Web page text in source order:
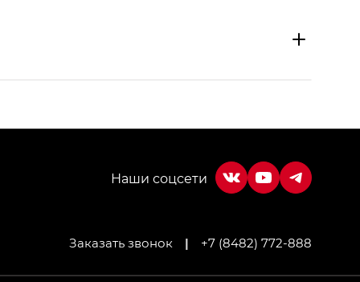
Заказать звонок | +7 (8482) 772-888